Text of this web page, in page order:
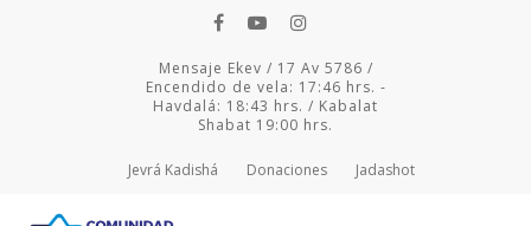
Mensaje Ekev / 17 Av 5786 /
Encendido de vela: 17:46 hrs. -
Havdalá: 18:43 hrs. / Kabalat
Shabat 19:00 hrs.
Jevrá Kadishá Donaciones Jadashot